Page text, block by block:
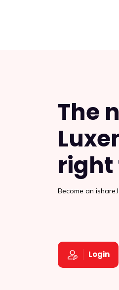
The
right
Become an
Login